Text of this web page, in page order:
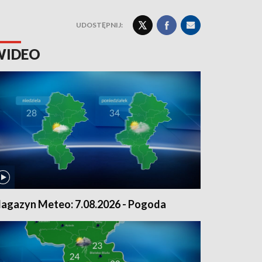
UDOSTĘPNIJ:
Meteo: 7.08.2026 - Pogoda